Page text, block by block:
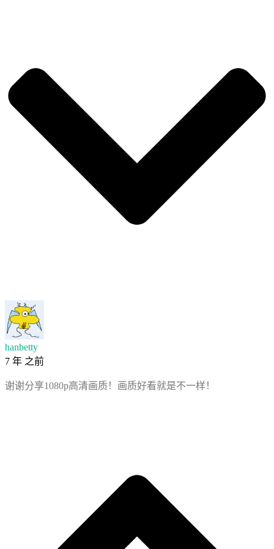
hanbetty
7 年 之前
谢谢分享1080p高清画质！画质好看就是不一样！